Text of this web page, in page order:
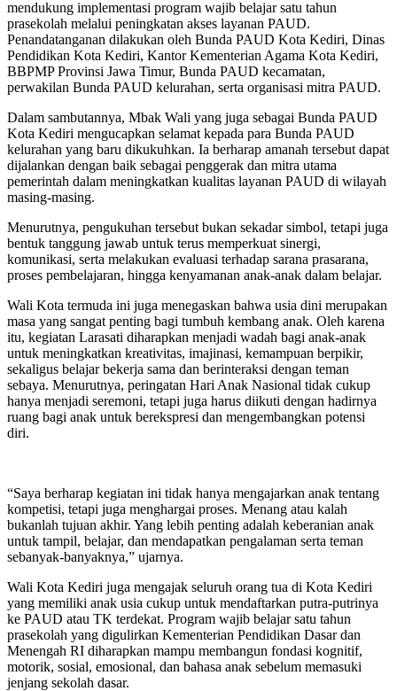
mendukung implementasi program wajib belajar satu tahun
prasekolah melalui peningkatan akses layanan PAUD.
Penandatanganan dilakukan oleh Bunda PAUD Kota Kediri, Dinas
Pendidikan Kota Kediri, Kantor Kementerian Agama Kota Kediri,
BBPMP Provinsi Jawa Timur, Bunda PAUD kecamatan,
perwakilan Bunda PAUD kelurahan, serta organisasi mitra PAUD.
Dalam sambutannya, Mbak Wali yang juga sebagai Bunda PAUD
Kota Kediri mengucapkan selamat kepada para Bunda PAUD
kelurahan yang baru dikukuhkan. Ia berharap amanah tersebut dapat
dijalankan dengan baik sebagai penggerak dan mitra utama
pemerintah dalam meningkatkan kualitas layanan PAUD di wilayah
masing-masing.
Menurutnya, pengukuhan tersebut bukan sekadar simbol, tetapi juga
bentuk tanggung jawab untuk terus memperkuat sinergi,
komunikasi, serta melakukan evaluasi terhadap sarana prasarana,
proses pembelajaran, hingga kenyamanan anak-anak dalam belajar.
Wali Kota termuda ini juga menegaskan bahwa usia dini merupakan
masa yang sangat penting bagi tumbuh kembang anak. Oleh karena
itu, kegiatan Larasati diharapkan menjadi wadah bagi anak-anak
untuk meningkatkan kreativitas, imajinasi, kemampuan berpikir,
sekaligus belajar bekerja sama dan berinteraksi dengan teman
sebaya. Menurutnya, peringatan Hari Anak Nasional tidak cukup
hanya menjadi seremoni, tetapi juga harus diikuti dengan hadirnya
ruang bagi anak untuk berekspresi dan mengembangkan potensi
diri.
“Saya berharap kegiatan ini tidak hanya mengajarkan anak tentang
kompetisi, tetapi juga menghargai proses. Menang atau kalah
bukanlah tujuan akhir. Yang lebih penting adalah keberanian anak
untuk tampil, belajar, dan mendapatkan pengalaman serta teman
sebanyak-banyaknya,” ujarnya.
Wali Kota Kediri juga mengajak seluruh orang tua di Kota Kediri
yang memiliki anak usia cukup untuk mendaftarkan putra-putrinya
ke PAUD atau TK terdekat. Program wajib belajar satu tahun
prasekolah yang digulirkan Kementerian Pendidikan Dasar dan
Menengah RI diharapkan mampu membangun fondasi kognitif,
motorik, sosial, emosional, dan bahasa anak sebelum memasuki
jenjang sekolah dasar.